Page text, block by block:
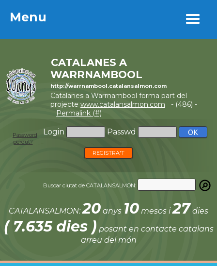
Menu
CATALANES A
WARRNAMBOOL
http://warrnambool.catalansalmon.com
Catalanes a Warrnambool forma part del
projecte www.catalansalmon.com - (486) -
Permalink (#)
Login Passwd
Password
perdut?
REGISTRA'T
Buscar ciutat de CATALANSALMON:
CATALANSALMON:20 anys 10 mesos i27 dies
( 7.635 dies ) posant en contacte catalans
arreu del món
Menu